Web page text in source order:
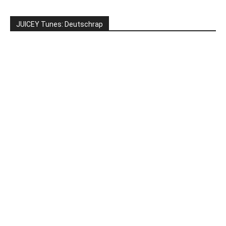
JUICEY Tunes: Deutschrap